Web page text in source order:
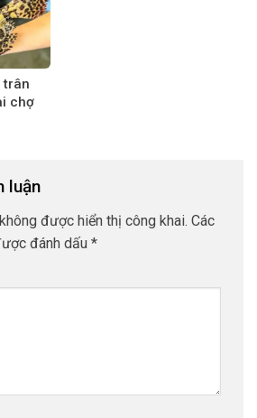
trân
chợ
luận
được hiển thị công khai. Các
đánh dấu *